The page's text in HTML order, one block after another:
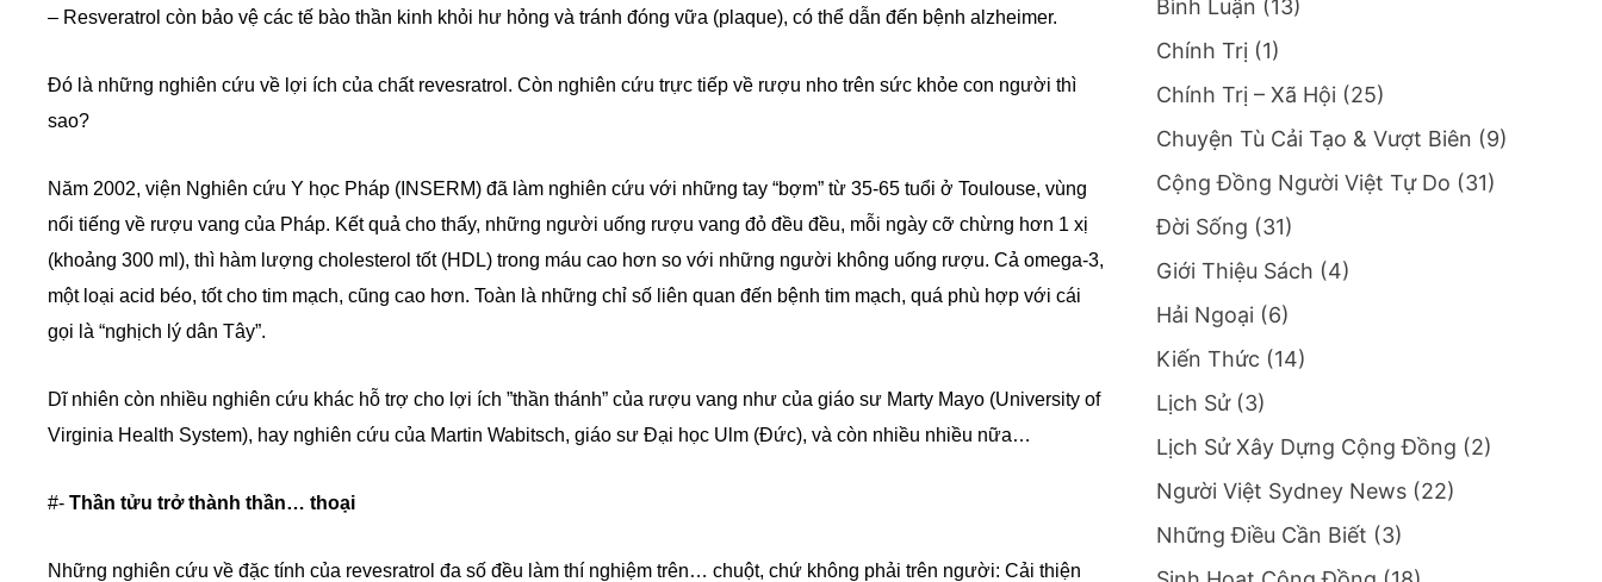
– Resveratrol còn bảo vệ các tế bào thần kinh khỏi hư hỏng và tránh đóng vữa (plaque), có thể dẫn đến bệnh alzheimer.
Đó là những nghiên cứu về lợi ích của chất revesratrol. Còn nghiên cứu trực tiếp về rượu nho trên sức khỏe con người thì
sao?
Năm 2002, viện Nghiên cứu Y học Pháp (INSERM) đã làm nghiên cứu với những tay “bợm” từ 35-65 tuổi ở Toulouse, vùng
nổi tiếng về rượu vang của Pháp. Kết quả cho thấy, những người uống rượu vang đỏ đều đều, mỗi ngày cỡ chừng hơn 1 xị
(khoảng 300 ml), thì hàm lượng cholesterol tốt (HDL) trong máu cao hơn so với những người không uống rượu. Cả omega-3,
một loại acid béo, tốt cho tim mạch, cũng cao hơn. Toàn là những chỉ số liên quan đến bệnh tim mạch, quá phù hợp với cái
gọi là “nghịch lý dân Tây”.
Dĩ nhiên còn nhiều nghiên cứu khác hỗ trợ cho lợi ích ”thần thánh” của rượu vang như của giáo sư Marty Mayo (University of
Virginia Health System), hay nghiên cứu của Martin Wabitsch, giáo sư Đại học Ulm (Đức), và còn nhiều nhiều nữa…
#-Thần tửu trở thành thần… thoại
Những nghiên cứu về đặc tính của revesratrol đa số đều làm thí nghiệm trên… chuột, chứ không phải trên người: Cải thiện
Bình Luận (13)
Chính Trị (1)
Chính Trị – Xã Hội (25)
Chuyện Tù Cải Tạo & Vượt Biên (9)
Cộng Đồng Người Việt Tự Do (31)
Đời Sống (31)
Giới Thiệu Sách (4)
Hải Ngoại (6)
Kiến Thức (14)
Lịch Sử(3)
Lịch Sử Xây Dựng Cộng Đồng (2)
Người Việt Sydney News(22)
Những Điều Cần Biết (3)